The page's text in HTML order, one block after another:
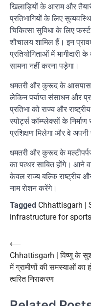
खिलाड़ियों के आराम और
प्रतिभागियों के लिए
चिकित्सा सुविधा के लिए
शौचालय शामिल हैं। इन
प्रतियोगिताओं में भागीदारी
सामना नहीं करना पड़ेगा।
धमतरी और कुरूद के आसपास
लेकिन पर्याप्त संसाधन और
प्रतिभा को राज्य और
स्पोर्ट्स कॉम्प्लेक्सों के
प्रशिक्षण मिलेगा और वे
धमतरी और कुरूद के
का पत्थर साबित होंगे। आने
केवल राज्य बल्कि राष्ट्रीय
नाम रोशन करेंगे।
Tagged Chhattisgarh |
infrastructure for
Post
navigation
⟵
Chhattisgarh | विष्णु के
में ग्रामीणों की समस्याओं का
त्वरित निराकरण